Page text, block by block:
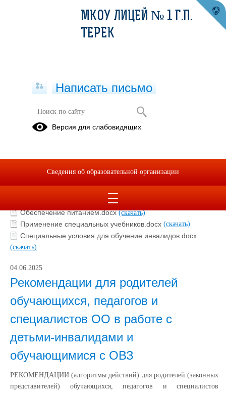
Инклюзивное образование
Обеспечение доступа в здание лицея.docx
Обеспечение питанием.docx(скачать)
Применение специальных учебников.docx (скачать)
Специальные условия для обучение инвалидов.docx
(скачать)
04.06.2025
Рекомендации для родителей
обучающихся, педагогов и
специалистов ОО в работе с
детьми-инвалидами и
обучающимися с ОВЗ
РЕКОМЕНДАЦИИ (алгоритмы действий) для родителей (законных
представителей) обучающихся, педагогов и специалистов
МКОУ ЛИЦЕЙ № 1 Г.П.
ТЕРЕК
Написать письмо
Версия для слабовидящих
Сведения об образовательной организации